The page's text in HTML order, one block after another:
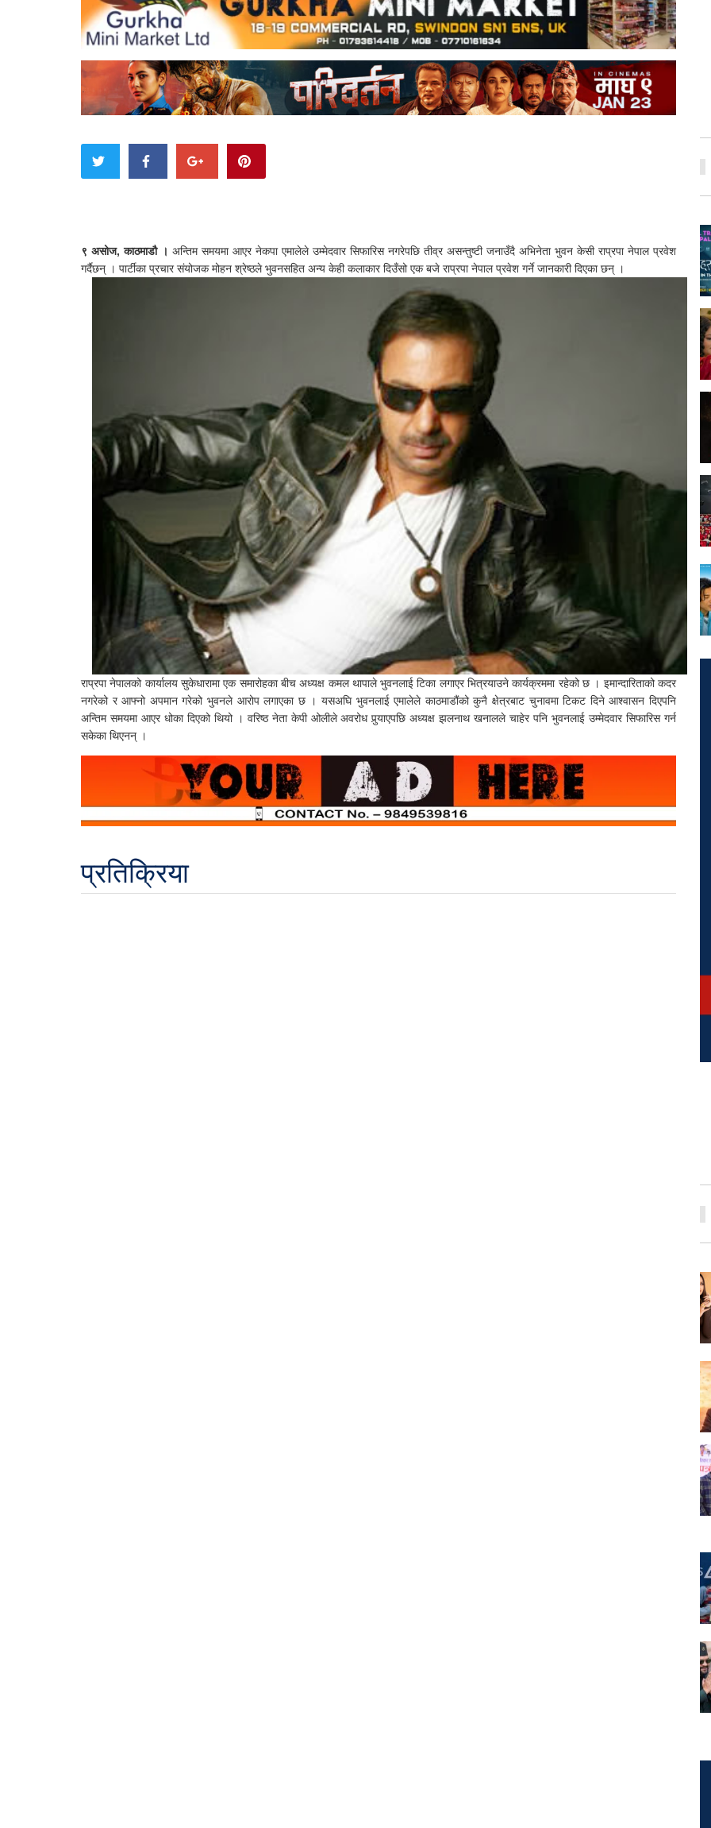
९ असोज, काठमाडौ । अन्तिम समयमा आएर नेकपा एमालेले उम्मेदवार सिफारिस नगरेपछि तीव्र असन्तुष्टी जनाउँदै अभिनेता भुवन केसी राप्रपा नेपाल प्रवेश
गर्दैछन् । पार्टीका प्रचार संयोजक मोहन श्रेष्ठले भुवनसहित अन्य केही कलाकार दिउँसो एक बजे राप्रपा नेपाल प्रवेश गर्ने जानकारी दिएका छन् ।
राप्रपा नेपालको कार्यालय सुकेधारामा एक समारोहका बीच अध्यक्ष कमल थापाले भुवनलाई टिका लगाएर भित्रयाउने कार्यक्रममा रहेको छ । इमान्दारिताको कदर
नगरेको र आफ्नो अपमान गरेको भुवनले आरोप लगाएका छ । यसअघि भुवनलाई एमालेले काठमाडौंको कुनै क्षेत्रबाट चुनावमा टिकट दिने आश्वासन दिएपनि
अन्तिम समयमा आएर धोका दिएको थियो । वरिष्ठ नेता केपी ओलीले अवरोध पुर्‍याएपछि अध्यक्ष झलनाथ खनालले चाहेर पनि भुवनलाई उम्मेदवार सिफारिस गर्न
सकेका थिएनन् ।
प्रतिक्रिया